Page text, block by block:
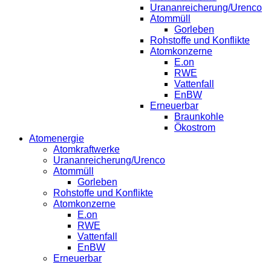
Urananreicherung/Urenco
Atommüll
Gorleben
Rohstoffe und Konflikte
Atomkonzerne
E.on
RWE
Vattenfall
EnBW
Erneuerbar
Braunkohle
Ökostrom
Atomenergie
Atomkraftwerke
Urananreicherung/Urenco
Atommüll
Gorleben
Rohstoffe und Konflikte
Atomkonzerne
E.on
RWE
Vattenfall
EnBW
Erneuerbar